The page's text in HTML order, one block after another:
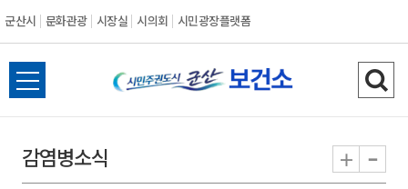
군산시 문화관광 시장실 시의회 시민광장플랫폼
군
산
전
체
뉴
열
검
색
기
감염병소식 + -